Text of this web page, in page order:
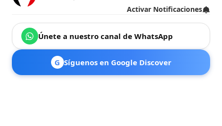
Activar Notificaciones
Únete a nuestro canal de WhatsApp
G Síguenos en Google Discover